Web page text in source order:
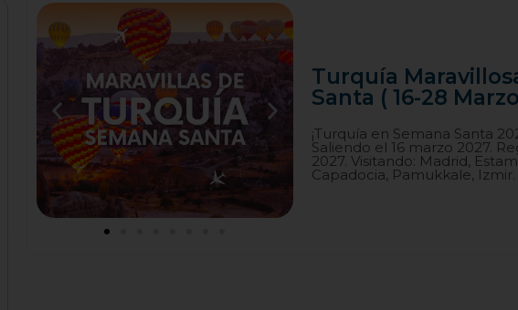
Turquía
Santa ( 16-28
¡Turquía en Semana Santa
Saliendo el 16 marzo 2027.
2027. Visitando: Madrid,
Capadocia, Pamukkale, Izmir.